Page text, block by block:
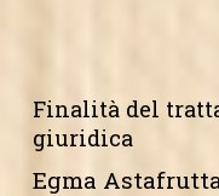
Finalità del
giuridica
Egma